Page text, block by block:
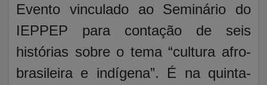
Evento vinculado ao Seminário do
IEPPEP para contação de seis
histórias sobre o tema “cultura afro-
brasileira e indígena”. É na quinta-